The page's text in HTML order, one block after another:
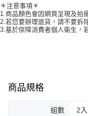
＊注意事項＊
1.商品顏色會因網頁呈現及拍
2.若您要辦理退貨，請不要拆
3.基於保障消費者個人衛生，
商品規格
組數 2